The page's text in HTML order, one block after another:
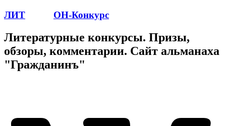
ЛИТ ОН-Конкурс
Литературные конкурсы. Призы,
обзоры, комментарии. Сайт альманаха
"Гражданинъ"